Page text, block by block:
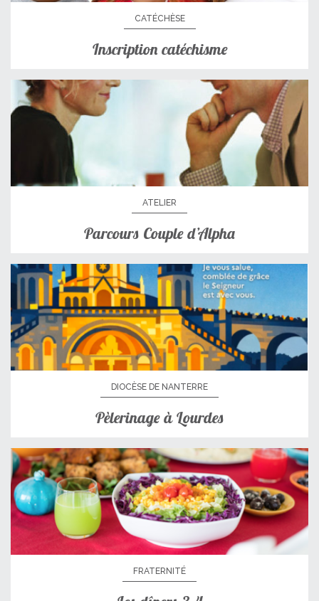
CATÉCHÈSE
Inscription catéchisme
ATELIER
Parcours Couple d’Alpha
DIOCÈSE DE NANTERRE
Pèlerinage à Lourdes
FRATERNITÉ